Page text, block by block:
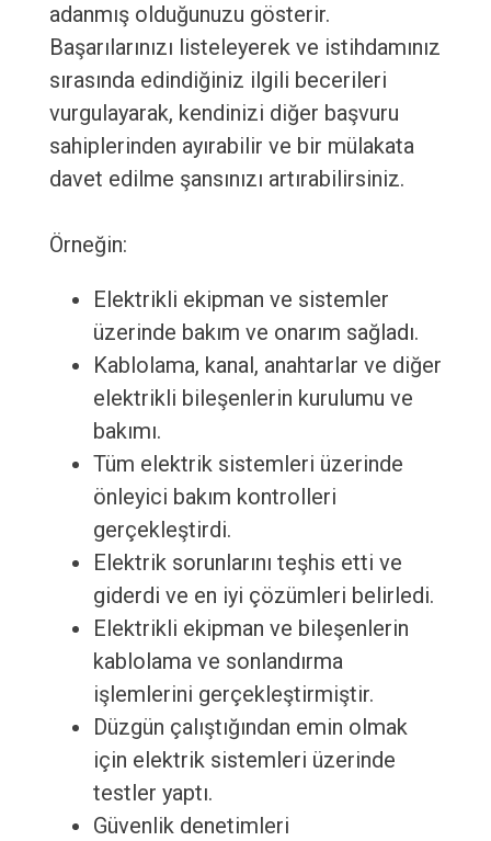
adanmış olduğunuzu gösterir.
Başarılarınızı listeleyerek ve istihdamınız
sırasında edindiğiniz ilgili becerileri
vurgulayarak, kendinizi diğer başvuru
sahiplerinden ayırabilir ve bir mülakata
davet edilme şansınızı artırabilirsiniz.
Örneğin:
Elektrikli ekipman ve sistemler
üzerinde bakım ve onarım sağladı.
Kablolama, kanal, anahtarlar ve diğer
elektrikli bileşenlerin kurulumu ve
bakımı.
Tüm elektrik sistemleri üzerinde
önleyici bakım kontrolleri
gerçekleştirdi.
Elektrik sorunlarını teşhis etti ve
giderdi ve en iyi çözümleri belirledi.
Elektrikli ekipman ve bileşenlerin
kablolama ve sonlandırma
işlemlerini gerçekleştirmiştir.
Düzgün çalıştığından emin olmak
için elektrik sistemleri üzerinde
testler yaptı.
Güvenlik denetimleri